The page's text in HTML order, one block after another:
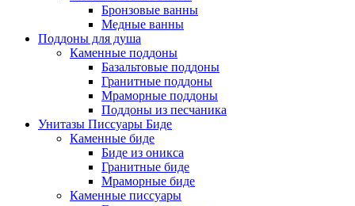
Бронзовые ванны
Медные ванны
Поддоны для душа
Каменные поддоны
Базальтовые поддоны
Гранитные поддоны
Мраморные поддоны
Поддоны из песчаника
Унитазы Писсуары Биде
Каменные биде
Биде из оникса
Гранитные биде
Мраморные биде
Каменные писсуары